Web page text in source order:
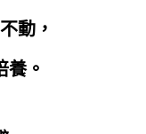
動，
養。